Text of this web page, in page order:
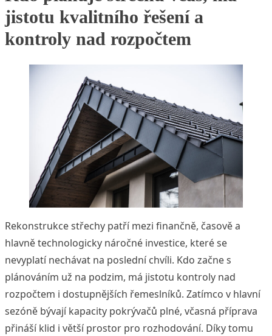
jistotu kvalitního řešení a
kontroly nad rozpočtem
Rekonstrukce střechy patří mezi finančně, časově a
hlavně technologicky náročné investice, které se
nevyplatí nechávat na poslední chvíli. Kdo začne s
plánováním už na podzim, má jistotu kontroly nad
rozpočtem i dostupnějších řemeslníků. Zatímco v hlavní
sezóně bývají kapacity pokrývačů plné, včasná příprava
přináší klid i větší prostor pro rozhodování. Díky tomu